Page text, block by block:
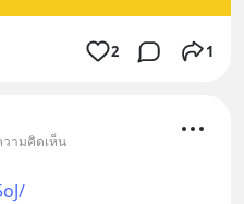
2 1
วามคิดเห็น